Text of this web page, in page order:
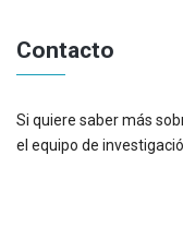
Contacto
Si quiere saber más
el equipo de